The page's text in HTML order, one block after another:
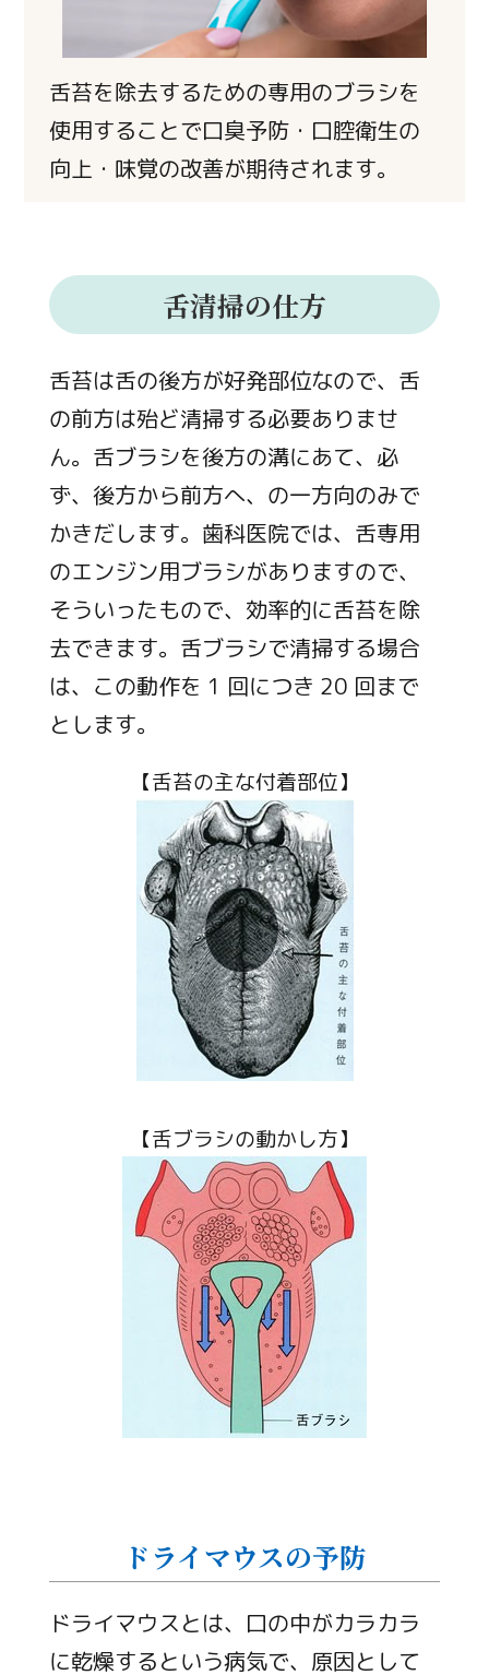
舌苔を除去するための専用のブラシを
使用することで口臭予防・口腔衛生の
向上・味覚の改善が期待されます。
舌清掃の仕方
舌苔は舌の後方が好発部位なので、舌
の前方は殆ど清掃する必要ありませ
ん。舌ブラシを後方の溝にあて、必
ず、後方から前方へ、の一方向のみで
かきだします。歯科医院では、舌専用
のエンジン用ブラシがありますので、
そういったもので、効率的に舌苔を除
去できます。舌ブラシで清掃する場合
は、この動作を 1 回につき 20 回まで
とします。
【舌苔の主な付着部位】
【舌ブラシの動かし方】
ドライマウスの予防
ドライマウスとは、口の中がカラカラ
に乾燥するという病気で、原因として